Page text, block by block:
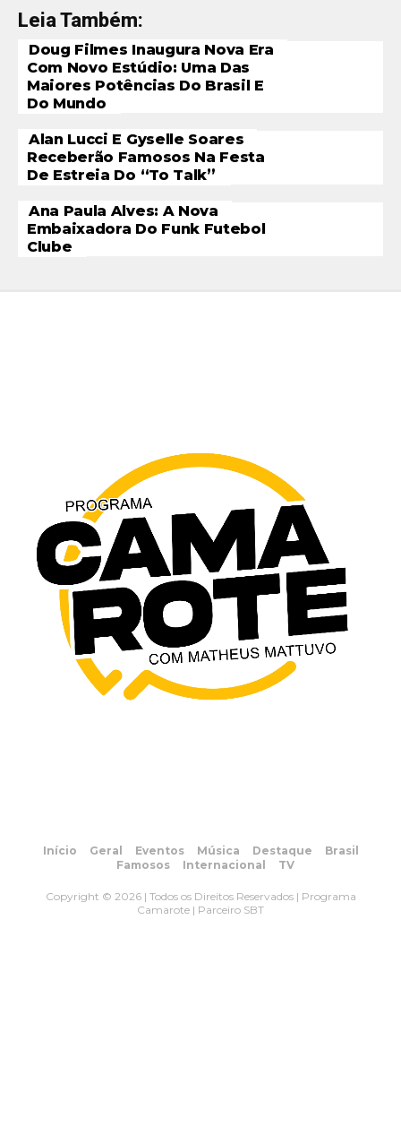
Leia Também:
Doug Filmes Inaugura Nova Era
Com Novo Estúdio: Uma Das
Maiores Potências Do Brasil E
Do Mundo
Alan Lucci E Gyselle Soares
Receberão Famosos Na Festa
De Estreia Do “To Talk”
Ana Paula Alves: A Nova
Embaixadora Do Funk Futebol
Clube
Início Geral Eventos Música Destaque
Brasil
Famosos
Internacional TV
Copyright © 2026 | Todos os Direitos Reservados | Programa
Camarote | Parceiro SBT